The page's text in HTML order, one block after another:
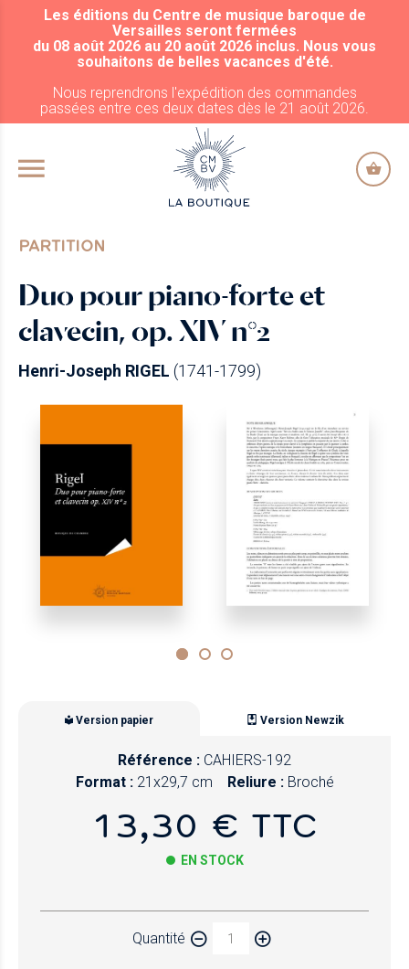
ALLER AU CONTENU PRINCIPAL
Les éditions du Centre de musique baroque de
Versailles seront fermées
du 08 août 2026 au 20 août 2026 inclus. Nous vous
souhaitons de belles vacances d'été.
Nous reprendrons l'expédition des commandes
passées entre ces deux dates dès le 21 août 2026.
PARTITION
Duo pour piano-forte et
clavecin, op. XIV n°2
Henri-Joseph RIGEL (1741-1799)
Version papier Version Newzik
Référence : CAHIERS-192
Format : 21x29,7 cm Reliure : Broché
13,30 € TTC
EN STOCK
Quantité